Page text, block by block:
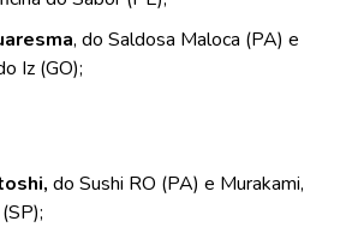
, do Saldosa Maloca (PA) e
Iz (GO);
do Sushi RO (PA) e Murakami,